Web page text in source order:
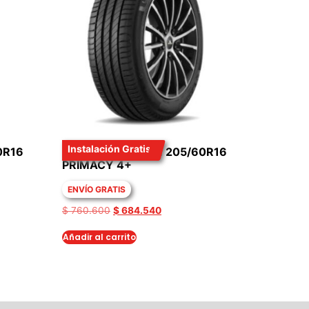
Instalación Gratis
LLANTA MICHELIN 205/60R16
PRIMACY 4+
ENVÍO GRATIS
$760.600 $684.540
Añadir al carrito